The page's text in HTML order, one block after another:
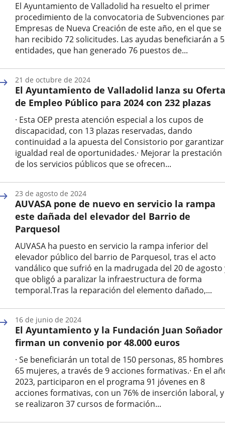
El Ayuntamiento de Valladolid ha resuelto el primer
procedimiento de la convocatoria de Subvenciones
Empresas de Nueva Creación de este año, en el que se
han recibido 72 solicitudes. Las ayudas beneficiarán a
entidades, que han generado 76 puestos de...
la
noticia
El Ayuntamiento de Valladolid lanza su Oferta
de Empleo Público para 2024 con 232 plazas
· Esta OEP presta atención especial a los cupos de
discapacidad, con 13 plazas reservadas, dando
continuidad a la apuesta del Consistorio por
igualdad real de oportunidades.· Mejorar la prestación
de los servicios públicos que se ofrecen...
la
noticia
21 de octubre de 2024
AUVASA pone de nuevo en servicio la rampa
este dañada del elevador del Barrio de
Parquesol
AUVASA ha puesto en servicio la rampa inferior del
elevador público del barrio de Parquesol, tras el acto
vandálico que sufrió en la madrugada del 20 de agosto
que obligó a paralizar la infraestructura de forma
temporal.Tras la reparación del elemento dañado,...
la
noticia
23 de agosto de 2024
El Ayuntamiento y la Fundación Juan Soñador
firman un convenio por 48.000 euros
· Se beneficiarán un total de 150 personas, 85 hombres
65 mujeres, a través de 9 acciones formativas.· En el
2023, participaron en el programa 91 jóvenes en 8
acciones formativas, con un 76% de inserción laboral, y
se realizaron 37 cursos de formación...
16 de junio de 2024